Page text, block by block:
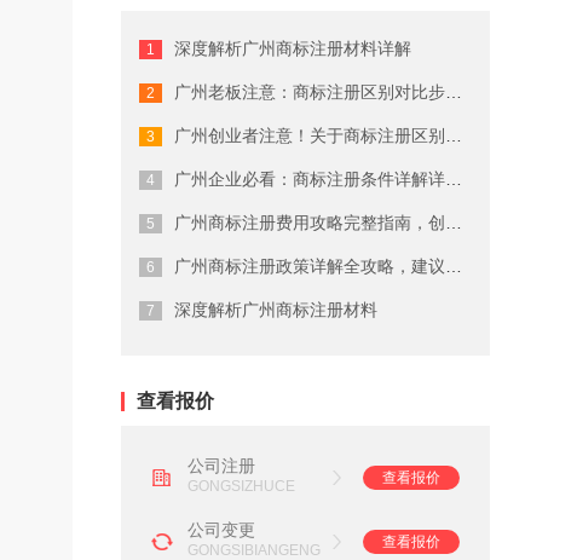
广州商标注册费用有哪些
广州代理公司注册注意事项
在广州注册商标的流程及费用
广州劳务派遣资质申请流程
广州营业执照注销流程
广州会计代理记账公司
深度解析广州商标注册材料详解
广州老板注意：商标注册区别对比步骤这...
广州创业者注意！关于商标注册区别对比...
广州企业必看：商标注册条件详解详细解...
广州商标注册费用攻略完整指南，创业者...
广州商标注册政策详解全攻略，建议收藏
深度解析广州商标注册材料
查看报价
公司注册
GONGSIZHUCE
查看报价
公司变更
GONGSIBIANGENG
查看报价